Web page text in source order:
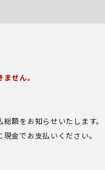
せん。
額をお知らせいたします。
金でお支払いください。